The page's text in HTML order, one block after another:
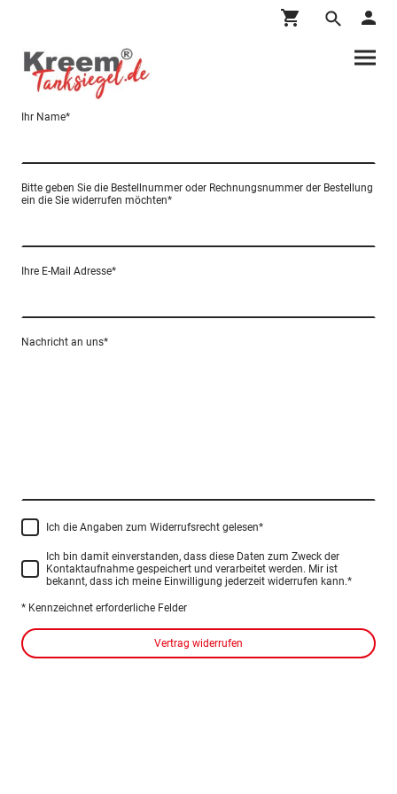
Ihr Name*
Bitte geben Sie die Bestellnummer oder Rechnungsnummer der Bestellung
ein die Sie widerrufen möchten*
Ihre E-Mail Adresse*
Nachricht an uns*
Ich die Angaben zum Widerrufsrecht gelesen*
Ich bin damit einverstanden, dass diese Daten zum Zweck der
Kontaktaufnahme gespeichert und verarbeitet werden. Mir ist
bekannt, dass ich meine Einwilligung jederzeit widerrufen kann.*
* Kennzeichnet erforderliche Felder
Vertrag widerrufen